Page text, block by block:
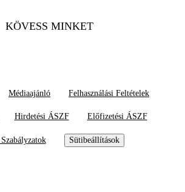
KÖVESS MINKET
Médiaajánló Felhasználási Feltételek
Hirdetési ÁSZF Előfizetési ÁSZF
Sütibeállítások